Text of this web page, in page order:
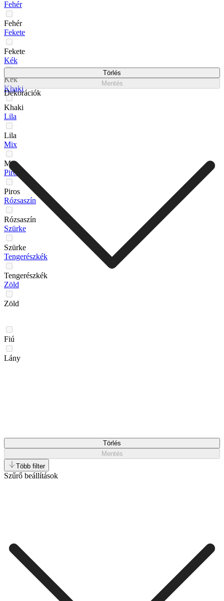
Fehér
Fehér
Fekete
Fekete
Kék
Kék
Khaki
Khaki
Lila
Lila
Mix
Mix
Piros
Piros
Rózsaszín
Rózsaszín
Szürke
Szürke
Tengerészkék
Tengerészkék
Zöld
Zöld
Törlés
Mentés
Dekorációk
Fiú
Lány
Törlés
Mentés
Több filter
Szűrő beállítások